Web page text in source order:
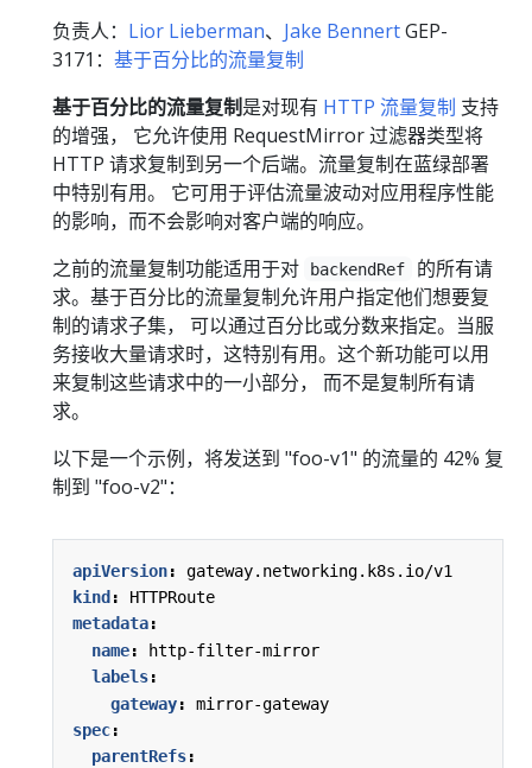
负责人： Lior Lieberman、 Jake BennertGEP-
3171： 基于百分比的流量复制
基于百分比的流量复制是对现有 HTTP 流量复制 支持
的增强， 它允许使用 RequestMirror 过滤器类型将
HTTP 请求复制到另一个后端。流量复制在蓝绿部署
中特别有用。 它可用于评估流量波动对应用程序性能
的影响，而不会影响对客户端的响应。
之前的流量复制功能适用于对
backendRef
的所有请
求。基于百分比的流量复制允许用户指定他们想要复
制的请求子集， 可以通过百分比或分数来指定。当服
务接收大量请求时，这特别有用。这个新功能可以用
来复制这些请求中的一小部分， 而不是复制所有请
求。
以下是一个示例，将发送到 "foo-v1" 的流量的 42% 复
制到 "foo-v2"：
apiVersion:
gateway.networking.k8s.io/v1
kind :
HTTPRoute
metadata:
name:
http-filter-mirror
labels:
gateway:
mirror-gateway
spec:
parentRefs: